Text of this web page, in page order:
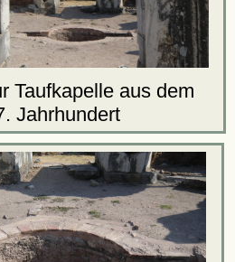
Taufkapelle aus dem
Jahrhundert